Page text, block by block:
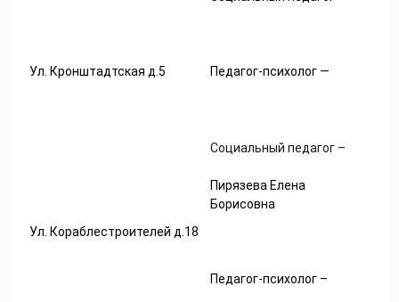
Ул. Кронштадтская д.5 Педагог-психолог —
Ул. Кораблестроителей д.18
Социальный педагог –
Пирязева Елена
Борисовна
Педагог-психолог –